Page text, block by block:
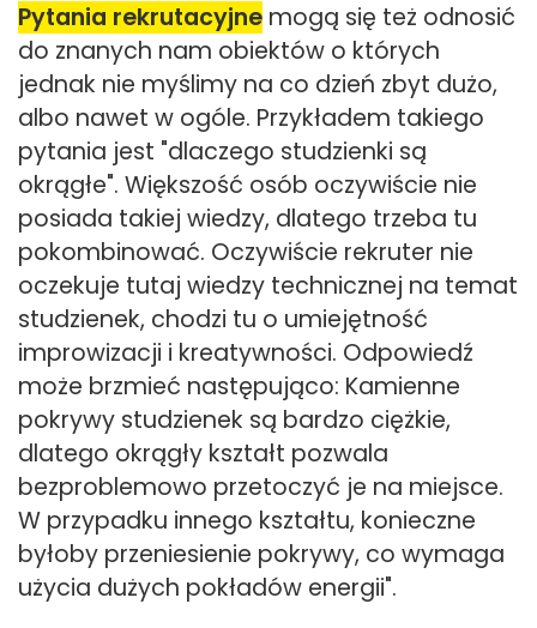
Pytania rekrutacyjne mogą się też odnosić
do znanych nam obiektów o których
jednak nie myślimy na co dzień zbyt dużo,
albo nawet w ogóle. Przykładem takiego
pytania jest "dlaczego studzienki są
okrągłe". Większość osób oczywiście nie
posiada takiej wiedzy, dlatego trzeba tu
pokombinować. Oczywiście rekruter nie
oczekuje tutaj wiedzy technicznej na temat
studzienek, chodzi tu o umiejętność
improwizacji i kreatywności. Odpowiedź
może brzmieć następująco: Kamienne
pokrywy studzienek są bardzo ciężkie,
dlatego okrągły kształt pozwala
bezproblemowo przetoczyć je na miejsce.
W przypadku innego kształtu, konieczne
byłoby przeniesienie pokrywy, co wymaga
użycia dużych pokładów energii".